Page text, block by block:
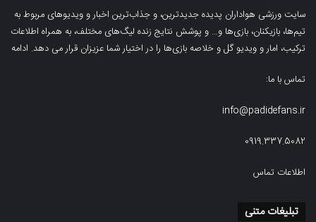
سایت ورزشی هواداران پدیده جدیدترین، و جذاب‌ترین اخبار و ویدیوهای مربوط به
تیم‌ها، بازیکنان، بازی‌ها و… و پوشش نتایج زنده لیگ‌های مختلف، به همراه اطلاعات
ترکیب، امار و ویدیو‌‌ گل‌ و خلاصه بازی‌ها را در اختیار شما عزیزان قرار می دهد. ادامه
تماس با ما:
info@padidefans.ir
0919.337.5082
اطلاعات تماس
تبلیغات متنی